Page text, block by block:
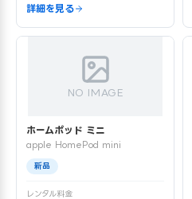
詳細を見る
NO IMAGE
ホームポッド ミニ
apple HomePod mini
新品
レンタル料金